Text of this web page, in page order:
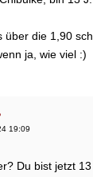
über die 1,90
ja, wie viel :)
19:09
Du bist jetzt